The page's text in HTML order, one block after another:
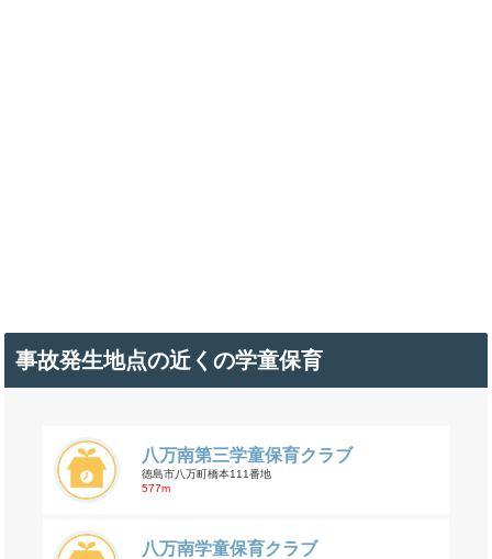
事故発生地点の近くの学童保育
八万南第三学童保育クラブ
徳島市八万町橋本111番地
577m
八万南学童保育クラブ